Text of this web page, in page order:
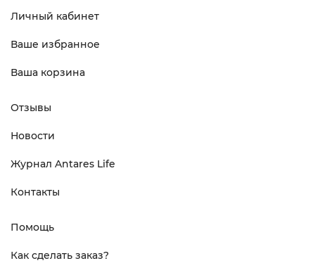
Личный кабинет
Ваше избранное
Ваша корзина
Отзывы
Новости
Журнал Antares Life
Контакты
Помощь
Как сделать заказ?